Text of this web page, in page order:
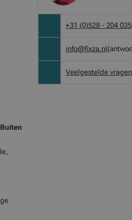
+31 (0)528 - 204 035
info@fixza.nl
Veelgestelde vragen